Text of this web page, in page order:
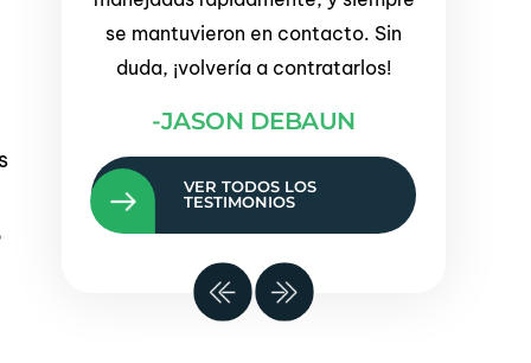
Sin
-ADRIENNE
VER TODOS LOS
TESTIMONIOS